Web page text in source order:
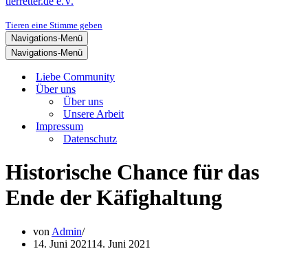
Tieren eine Stimme geben
Navigations-Menü
Navigations-Menü
Liebe Community
Über uns
Über uns
Unsere Arbeit
Impressum
Datenschutz
Historische Chance für das
Ende der Käfighaltung
von Admin
14. Juni 202114. Juni 2021